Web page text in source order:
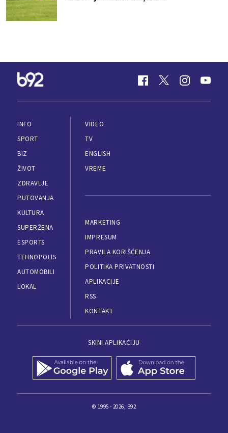
INFO
SPORT
BIZ
ŽIVOT
ZDRAVLJE
PUTOVANJA
KULTURA
SUPERŽENA
ESPORTS
TEHNOPOLIS
AUTOMOBILI
LOKAL
VIDEO
TV
ENGLISH
VREME
MARKETING
IMPRESUM
PRAVILA KORIŠĆENJA
POLITIKA PRIVATNOSTI
APLIKACIJE
RSS
KONTAKT
SKINI APLIKACIJU
© 1995 - 2026, B92